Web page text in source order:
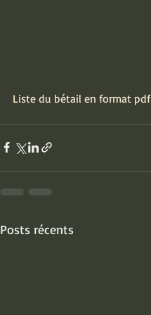
Liste du bétail en format pdf
Posts récents